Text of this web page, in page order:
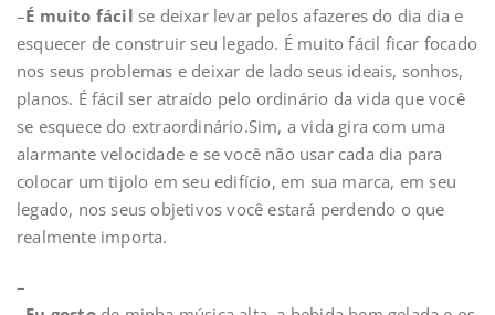
–É muito fácil se deixar levar pelos afazeres do dia dia e
esquecer de construir seu legado. É muito fácil ficar focado
nos seus problemas e deixar de lado seus ideais, sonhos,
planos. É fácil ser atraído pelo ordinário da vida que você
se esquece do extraordinário.Sim, a vida gira com uma
alarmante velocidade e se você não usar cada dia para
colocar um tijolo em seu edifício, em sua marca, em seu
legado, nos seus objetivos você estará perdendo o que
realmente importa.
–